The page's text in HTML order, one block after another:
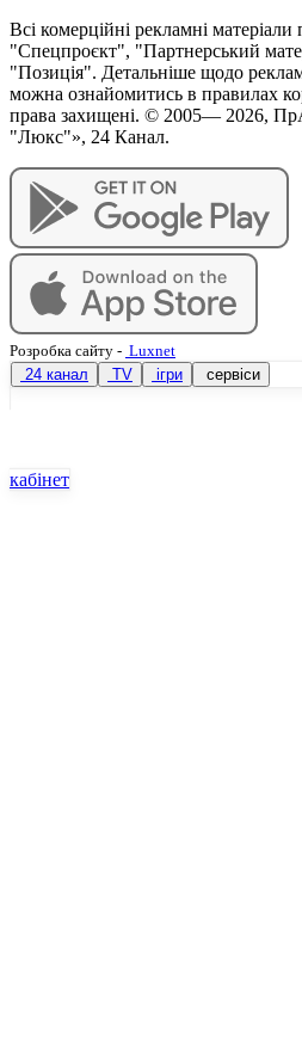
Всі комерційні рекламні матеріали
"Спецпроєкт", "Партнерський
"Позиція". Детальніше щодо
можна ознайомитись в правилах
права захищені. © 2005— 2026,
"Люкс"», 24 Канал.
Розробка сайту - Luxnet
24 канал
TV ігри сервіси
кабінет